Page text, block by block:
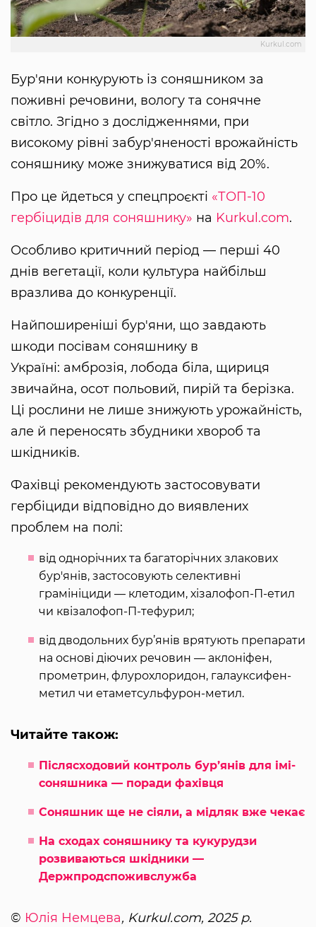
Kurkul.com
Бур'яни конкурують із соняшником за
поживні речовини, вологу та сонячне
світло. Згідно з дослідженнями, при
високому рівні забур'яненості врожайність
соняшнику може знижуватися від 20%.
Про це йдеться у спецпроєкті «ТОП-10
гербіцидів для соняшнику» на Kurkul.com.
Особливо критичний період — перші 40
днів вегетації, коли культура найбільш
вразлива до конкуренції.
Найпоширеніші бур'яни, що завдають
шкоди посівам соняшнику в
Україні: амброзія, лобода біла, щириця
звичайна, осот польовий, пирій та берізка.
Ці рослини не лише знижують урожайність,
але й переносять збудники хвороб та
шкідників.
Фахівці рекомендують застосовувати
гербіциди відповідно до виявлених
проблем на полі:
від однорічних та багаторічних злакових
бур'янів, застосовують селективні
грамініциди — клетодим, хізалофоп-П-етил
чи квізалофоп-П-тефурил;
від дводольних бур’янів врятують препарати
на основі діючих речовин — аклоніфен,
прометрин, флурохлоридон, галауксифен-
метил чи етаметсульфурон-метил.
Читайте також:
Післясходовий контроль бур’янів для імі-
соняшника — поради фахівця
Соняшник ще не сіяли, а мідляк вже чекає
На сходах соняшнику та кукурудзи
розвиваються шкідники —
Держпродспоживслужба
© Юлія Немцева, Kurkul.com, 2025 р.